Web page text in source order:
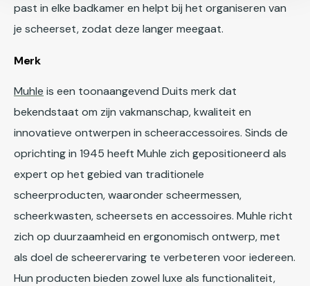
past in elke badkamer en helpt bij het organiseren van
je scheerset, zodat deze langer meegaat.
Merk
Muhle is een toonaangevend Duits merk dat
bekendstaat om zijn vakmanschap, kwaliteit en
innovatieve ontwerpen in scheeraccessoires. Sinds de
oprichting in 1945 heeft Muhle zich gepositioneerd als
expert op het gebied van traditionele
scheerproducten, waaronder scheermessen,
scheerkwasten, scheersets en accessoires. Muhle richt
zich op duurzaamheid en ergonomisch ontwerp, met
als doel de scheerervaring te verbeteren voor iedereen.
Hun producten bieden zowel luxe als functionaliteit,